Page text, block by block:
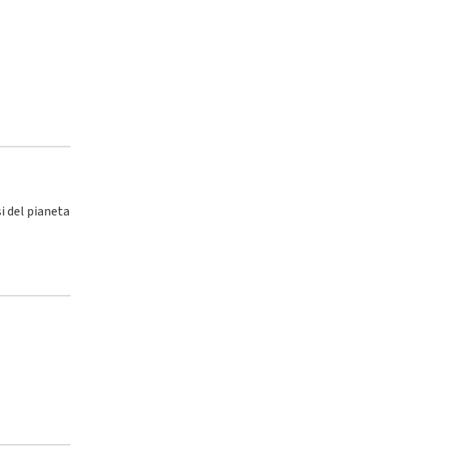
del pianeta